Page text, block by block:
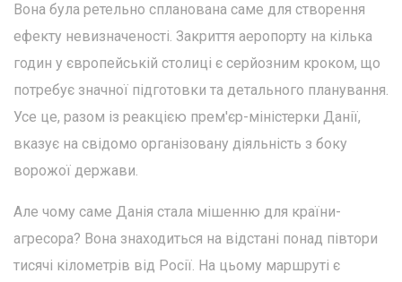
Вона була ретельно спланована саме для створення
ефекту невизначеності. Закриття аеропорту на кілька
годин у європейській столиці є серйозним кроком, що
потребує значної підготовки та детального планування.
Усе це, разом із реакцією прем'єр-міністерки Данії,
вказує на свідомо організовану діяльність з боку
ворожої держави.
Але чому саме Данія стала мішенню для країни-
агресора? Вона знаходиться на відстані понад півтори
тисячі кілометрів від Росії. На цьому маршруті є